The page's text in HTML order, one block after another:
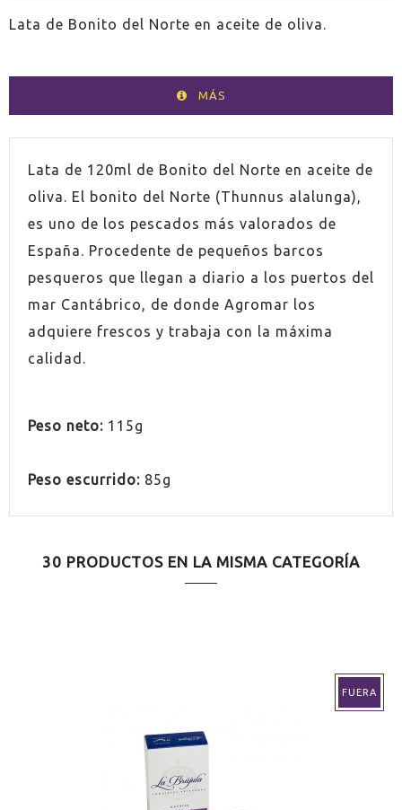
Lata de Bonito del Norte en aceite de oliva.
MÁS
Lata de 120ml de Bonito del Norte en aceite de
oliva. El bonito del Norte (Thunnus alalunga),
es uno de los pescados más valorados de
España. Procedente de pequeños barcos
pesqueros que llegan a diario a los puertos del
mar Cantábrico, de donde Agromar los
adquiere frescos y trabaja con la máxima
calidad.
Peso neto: 11 5g
Peso escurrido: 85g
30 PRODUCTOS EN LA MISMA CATEGORÍA
FUERA